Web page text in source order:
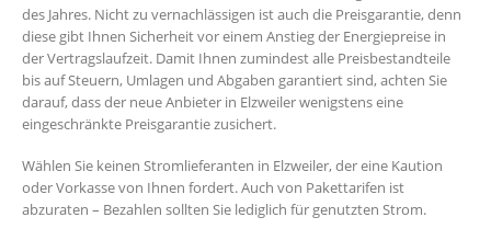
des Jahres. Nicht zu vernachlässigen ist auch die Preisgarantie, denn
diese gibt Ihnen Sicherheit vor einem Anstieg der Energiepreise in
der Vertragslaufzeit. Damit Ihnen zumindest alle Preisbestandteile
bis auf Steuern, Umlagen und Abgaben garantiert sind, achten Sie
darauf, dass der neue Anbieter in Elzweiler wenigstens eine
eingeschränkte Preisgarantie zusichert.
Wählen Sie keinen Stromlieferanten in Elzweiler, der eine Kaution
oder Vorkasse von Ihnen fordert. Auch von Pakettarifen ist
abzuraten – Bezahlen sollten Sie lediglich für genutzten Strom.